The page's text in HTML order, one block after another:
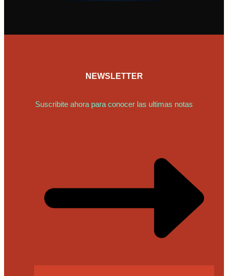
NEWSLETTER
Suscribite ahora para conocer las ultimas notas